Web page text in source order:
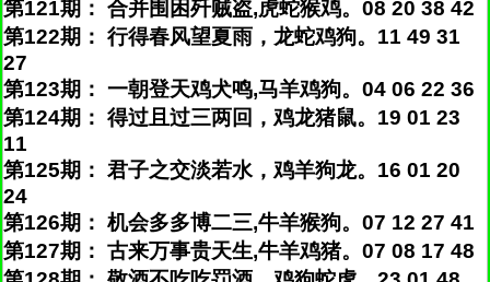
第121期： 合并围困歼贼盗,虎蛇猴鸡。08 20 38 42
第122期： 行得春风望夏雨，龙蛇鸡狗。11 49 31
27
第123期： 一朝登天鸡犬鸣,马羊鸡狗。04 06 22 36
第124期： 得过且过三两回，鸡龙猪鼠。19 01 23
11
第125期： 君子之交淡若水，鸡羊狗龙。16 01 20
24
第126期： 机会多多博二三,牛羊猴狗。07 12 27 41
第127期： 古来万事贵天生,牛羊鸡猪。07 08 17 48